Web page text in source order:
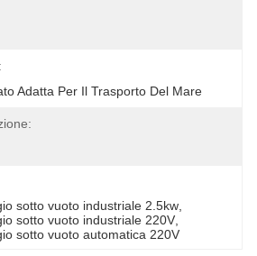
Adatta Per Il Trasporto Del Mare
sotto vuoto industriale 2.5kw
sotto vuoto industriale 220V
sotto vuoto automatica 220V